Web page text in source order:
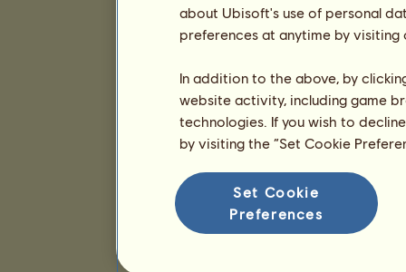
about Ubisoft's use of personal
preferences at anytime by
In addition to the above, by
website activity, including game
technologies. If you wish to
by visiting the “Set Cookie
Set Cookie
Preferences